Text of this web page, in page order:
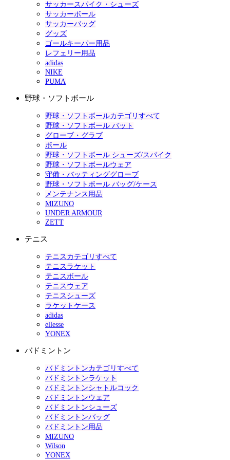
サッカースパイク・シューズ
サッカーボール
サッカーバッグ
グッズ
ゴールキーパー用品
レフェリー用品
adidas
NIKE
PUMA
野球・ソフトボール
野球・ソフトボールカテゴリすべて
野球・ソフトボール バット
グローブ・グラブ
ボール
野球・ソフトボール シューズ/スパイク
野球・ソフトボールウェア
守備・バッティンググローブ
野球・ソフトボール バッグ/ケース
メンテナンス用品
MIZUNO
UNDER ARMOUR
ZETT
テニス
テニスカテゴリすべて
テニスラケット
テニスボール
テニスウェア
テニスシューズ
ラケットケース
adidas
ellesse
YONEX
バドミントン
バドミントンカテゴリすべて
バドミントンラケット
バドミントンシャトルコック
バドミントンウェア
バドミントンシューズ
バドミントンバッグ
バドミントン用品
MIZUNO
Wilson
YONEX